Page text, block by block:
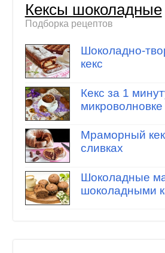
Кексы шоколадные
Подборка рецептов
Шоколадно-
кекс
Кекс за 1
микроволновке
Мраморный
сливках
Шоколадные
шоколадными